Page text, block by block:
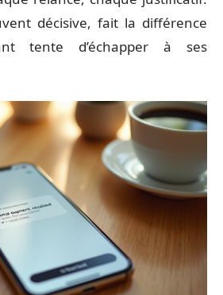
décisive, fait la différence
tente d’échapper à ses